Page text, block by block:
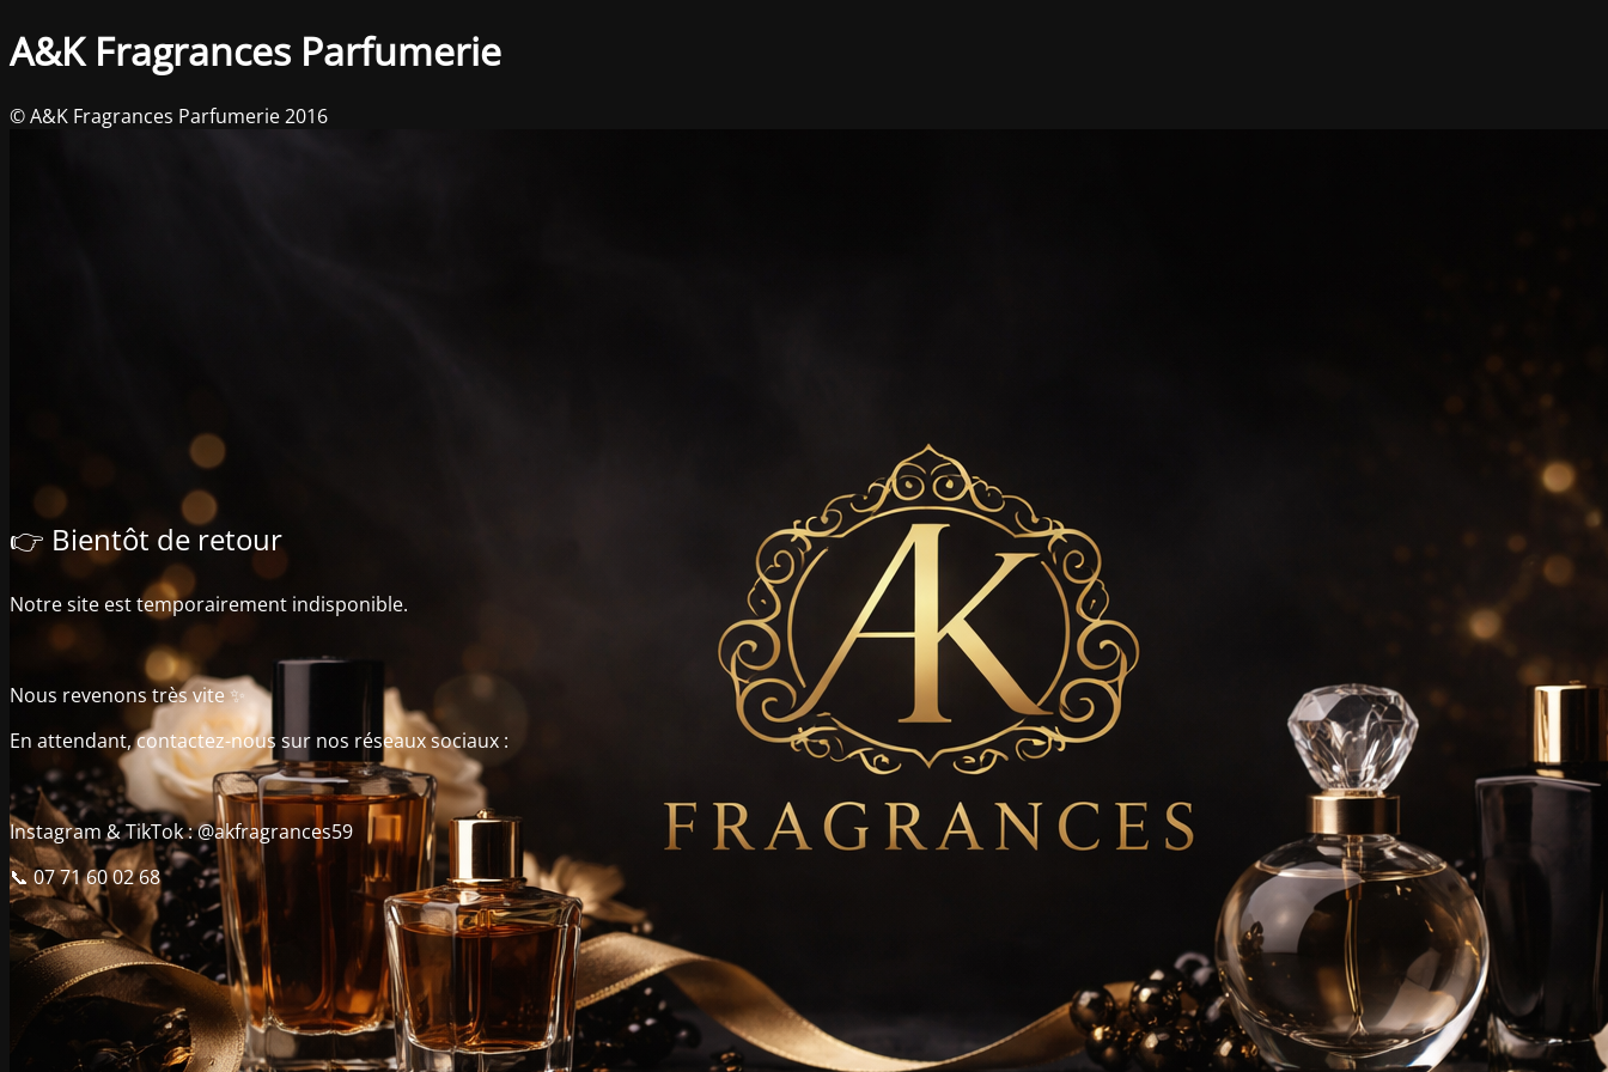
A&K Fragrances Parfumerie
👉 Bientôt de retour
Notre site est temporairement indisponible.
Nous revenons très vite ✨
En attendant, contactez-nous sur nos réseaux sociaux :
Instagram & TikTok : @akfragrances59
📞 07 71 60 02 68
© A&K Fragrances Parfumerie 2016